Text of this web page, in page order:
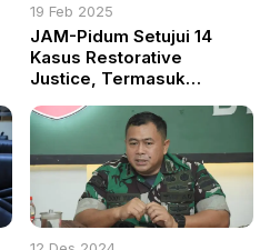
19 Feb 2025
JAM-Pidum Setujui 14
Kasus Restorative
Justice, Termasuk
Banyuasin